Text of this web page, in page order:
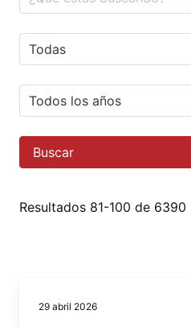
Buscar
Resultados 81-100 de 6390
29 abril 2026